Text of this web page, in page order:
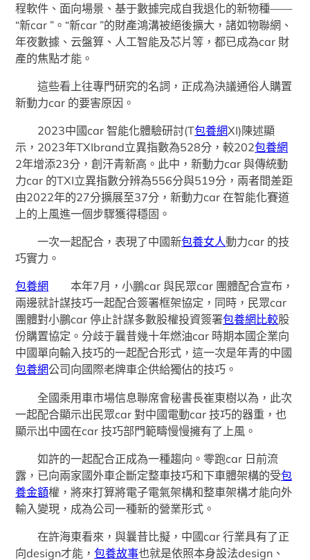
程軟件、面向場景、基于數據完成自我退化的新物種——
“新car ”。“新car ”的財產鴻溝被絕後擴大，諸如物聯網、
年夜數據、云盤算、人工智能及芯片等，都已成為car 財
產的焦點才能。
這些看上往專門研究的名詞，正成為決議通俗人購置
新動力car 的要害原因。
2023中國car 智能化體驗研討(T包養網XI)陳述顯
示，2023年TXIbrand立異指數為528分，較202包養網
2年增添23分，創汗青新高。此中，新動力car 與傳統動
力car 的TXI立異指數分辨為556分與519分，兩者間差距
由2022年的27分擴展至37分，新動力car 在智能化賽道
上的上風進一個步驟獲得穩固。
一次一起配合，表現了中國新包養女人動力car 的技
巧實力。
包養網
本年7月，小鵬car 與民眾car 團體配合宣布，
兩邊就計謀技巧一起配合簽署框架協定，同時，民眾car
團體對小鵬car 停止計謀多數股權投資簽署包養網比較股
份購置協定。分歧于曩昔幾十年燃油car 時期本國企業向
中國單向輸入技巧的一起配合形式，這一次是年青的中國
包養網公司向國際老牌車企供給獨佔的技巧。
全國乘用車市場信息聯席會秘書長崔東樹以為，此次
一起配合顯示出民眾car 對中國電動car 技巧的器重，也
顯示出中國在car 技巧部門範疇慢慢擁有了上風。
如許的一起配合正成為一種趨向。零跑car 日前流
露，已向兩家國外車企斷定整車技巧和下車體架構的受包
養金額權，將來打算將電子電氣架構和整車架構才能向外
輸入變現，成為公司一種新的營業形式。
在許海東看來，與曩昔比擬，中國car 行業具有了正
向design才能，包養故事也就是依照本身設法design、